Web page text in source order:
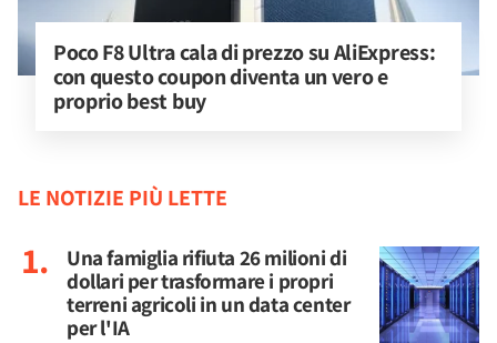
Poco F8 Ultra cala di prezzo su AliExpress:
con questo coupon diventa un vero e
proprio best buy
LE NOTIZIE PIÙ LETTE
Una famiglia rifiuta 26 milioni di
dollari per trasformare i propri
terreni agricoli in un data center
per l'IA